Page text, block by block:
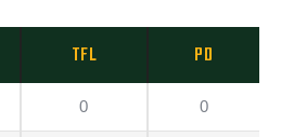
TFL PD
0 0